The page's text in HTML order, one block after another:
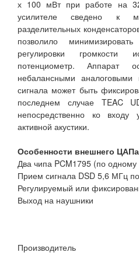
х 100 мВт при работе на
усилителе сведено к
разделительных
позволило
регулировки громкости
потенциометр. Аппарат
небалансными
сигнала может быть
последнем случае TEAC
непосредственно ко
активной акустики.
Особенности внешнего ЦАПа
Два чипа PCM1795 (по одному
Прием сигнала DSD 5,6 МГц
Регулируемый или
Выход на наушники
Производитель